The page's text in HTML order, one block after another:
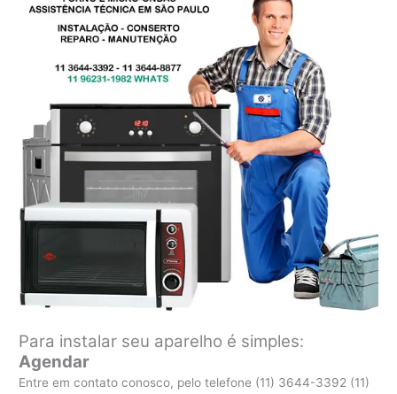
Para instalar seu aparelho é simples:
Agendar
Entre em contato conosco, pelo telefone (11) 3644-3392 (11)